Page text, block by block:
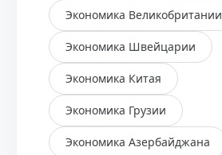
Экономика Великобритании
Экономика Швейцарии
Экономика Китая
Экономика Грузии
Экономика Азербайджана